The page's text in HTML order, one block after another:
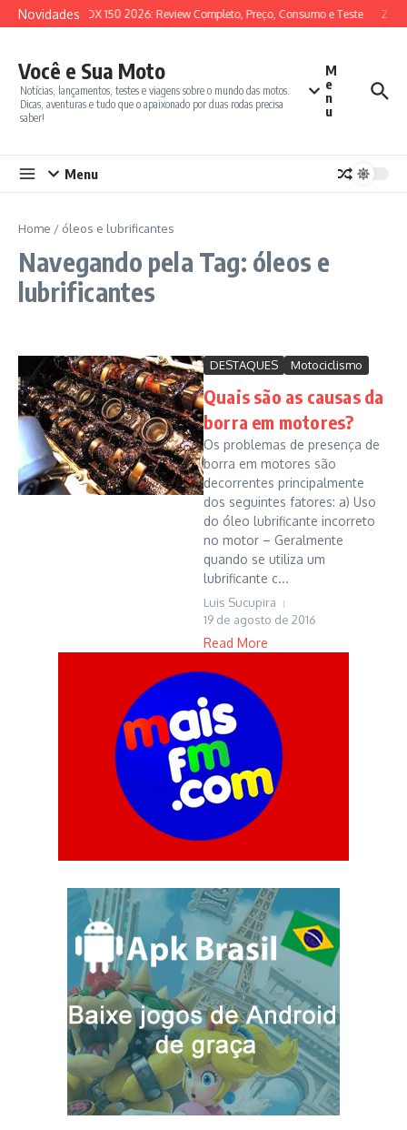
Ir para o conteúdo
NovidadesSYM ADX 150 2026: Review Completo, Preço, Consumo e Teste
Você e Sua Moto
Notícias, lançamentos, testes e viagens sobre o mundo das motos.
Dicas, aventuras e tudo que o apaixonado por duas rodas precisa
saber!
M
e
n
u
Menu
Home / óleos e lubrificantes
Navegando pela Tag: óleos e
lubrificantes
DESTAQUES Motociclismo
Quais são as causas da
borra em motores?
Os problemas de presença de
borra em motores são
decorrentes principalmente
dos seguintes fatores: a) Uso
do óleo lubrificante incorreto
no motor – Geralmente
quando se utiliza um
lubrificante c...
Luis Sucupira
19 de agosto de 2016
Read More